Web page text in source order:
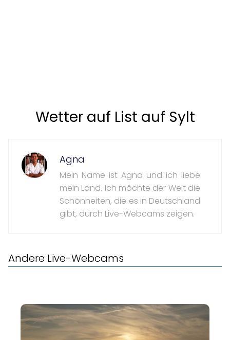
Wetter auf List auf Sylt
Agna
Mein Name ist Agna und ich liebe
mein Land. Ich möchte der Welt die
Schönheiten, die es in Deutschland
gibt, durch Live-Webcams zeigen.
Andere Live-Webcams